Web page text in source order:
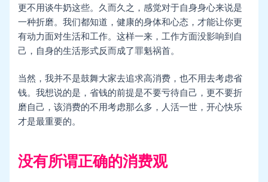
更不用谈牛奶这些。久而久之，感觉对于自身身心来说是
一种折磨。我们都知道，健康的身体和心态，才能让你更
有动力面对生活和工作。这样一来，工作方面没影响到自
己，自身的生活形式反而成了罪魁祸首。
当然，我并不是鼓舞大家去追求高消费，也不用去考虑省
钱。我想说的是，省钱的前提是不要亏待自己，更不要折
磨自己，该消费的不用考虑那么多，人活一世，开心快乐
才是最重要的。
没有所谓正确的消费观